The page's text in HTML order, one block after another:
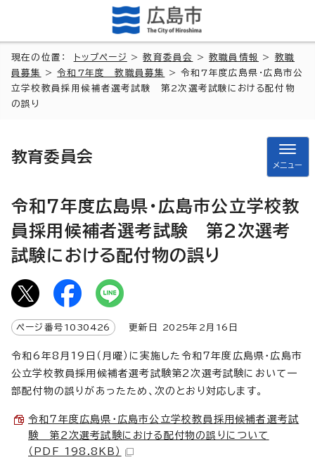
現在の位置： トップページ >教育委員会 >教職員情報 > 教職
員募集
>令和7年度 教職員募集
> 令和7年度広島県・広島市公
立学校教員採用候補者選考試験 第2次選考試験における配付物
の誤り
教育委員会
メニュー
令和7年度広島県・広島市公立学校教
員採用候補者選考試験 第2次選考
試験における配付物の誤り
ページ番号 1030426 更新日 2025年2月 16 日
令和6年8月19日（月曜）に実施した令和7年度広島県・広島市
公立学校教員採用候補者選考試験第2次選考試験において一
部配付物の誤りがあったため、次のとおり対応します。
令和7年度広島県・広島市公立学校教員採用候補者選考試
験 第2次選考試験における配付物の誤りについて
（PDF 198.8KB）